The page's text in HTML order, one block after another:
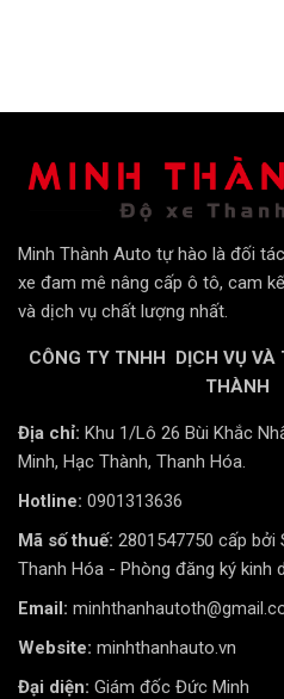
Minh Thành Auto tự hào là đối
xe đam mê nâng cấp ô tô, cam
và dịch vụ chất lượng nhất.
CÔNG TY TNHH DỊCH VỤ VÀ
THÀNH
Địa chỉ: Khu 1/Lô 26 Bùi Khắc
Minh, Hạc Thành, Thanh Hóa.
Hotline: 0901313636
Mã số thuế: 2801547750 cấp bởi
Thanh Hóa - Phòng đăng ký kinh
Email:
Website: minhthanhauto.vn
Đại diện: Giám đốc Đức Minh